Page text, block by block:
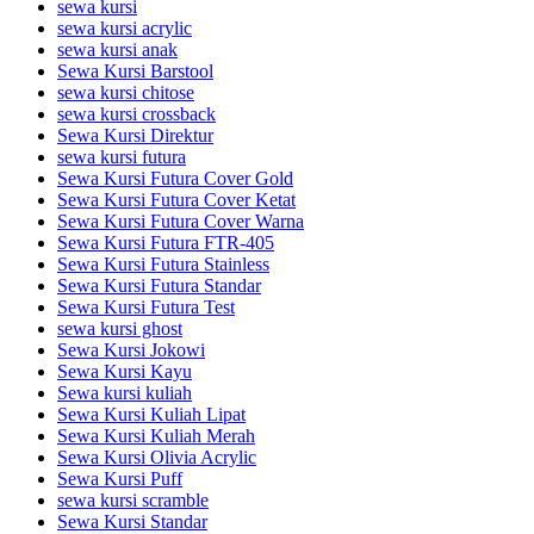
sewa kursi
sewa kursi acrylic
sewa kursi anak
Sewa Kursi Barstool
sewa kursi chitose
sewa kursi crossback
Sewa Kursi Direktur
sewa kursi futura
Sewa Kursi Futura Cover Gold
Sewa Kursi Futura Cover Ketat
Sewa Kursi Futura Cover Warna
Sewa Kursi Futura FTR-405
Sewa Kursi Futura Stainless
Sewa Kursi Futura Standar
Sewa Kursi Futura Test
sewa kursi ghost
Sewa Kursi Jokowi
Sewa Kursi Kayu
Sewa kursi kuliah
Sewa Kursi Kuliah Lipat
Sewa Kursi Kuliah Merah
Sewa Kursi Olivia Acrylic
Sewa Kursi Puff
sewa kursi scramble
Sewa Kursi Standar